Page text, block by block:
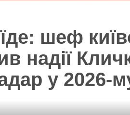
шеф
надії
у 2026-